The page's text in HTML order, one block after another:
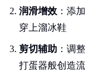
润滑增效 ：添
穿上溜冰鞋
剪切辅助 ：调
打蛋器般创造